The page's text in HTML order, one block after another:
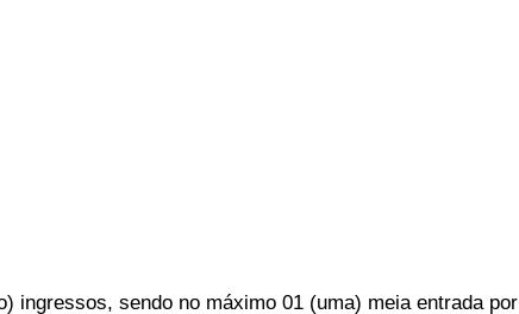
ingressos, sendo no máximo 01 (uma) meia entrada por